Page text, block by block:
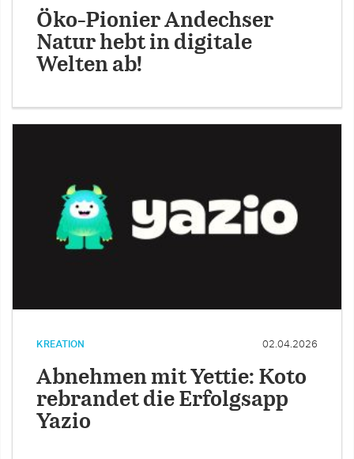
Öko-Pionier Andechser
Natur hebt in digitale
Welten ab!
KREATION 02.04.2026
Abnehmen mit Yettie: Koto
rebrandet die Erfolgsapp
Yazio